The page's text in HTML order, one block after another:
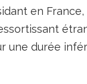
en France,
une durée